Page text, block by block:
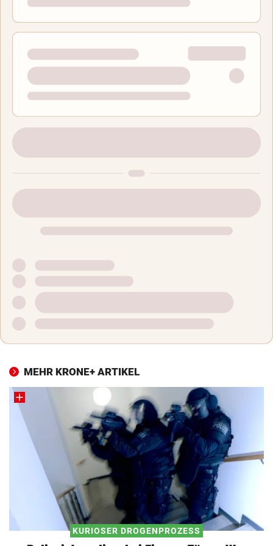
MEHR KRONE+ ARTIKEL
KURIOSER DROGENPROZESS